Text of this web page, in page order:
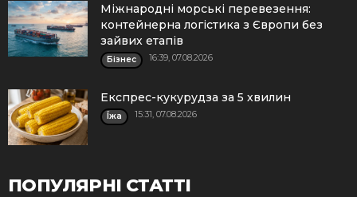
Міжнародні морські перевезення:
контейнерна логістика з Європи без
зайвих етапів
Бізнес 16:39, 07.08.2026
Експрес-кукурудза за 5 хвилин
Їжа 15:31, 07.08.2026
ПОПУЛЯРНІ СТАТТІ